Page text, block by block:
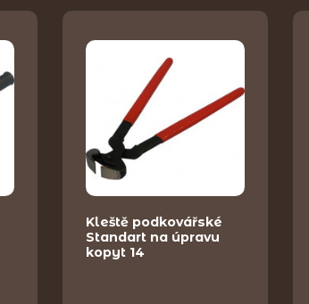
Kleště podkovářské
Standart na úpravu
kopyt 14